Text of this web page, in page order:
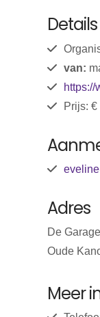
Details
van:
https://
Prijs: €
Adres
De
Oude
Meer